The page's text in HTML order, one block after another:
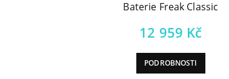
Baterie Freak Classic
12 959 Kč
PODROBNOSTI